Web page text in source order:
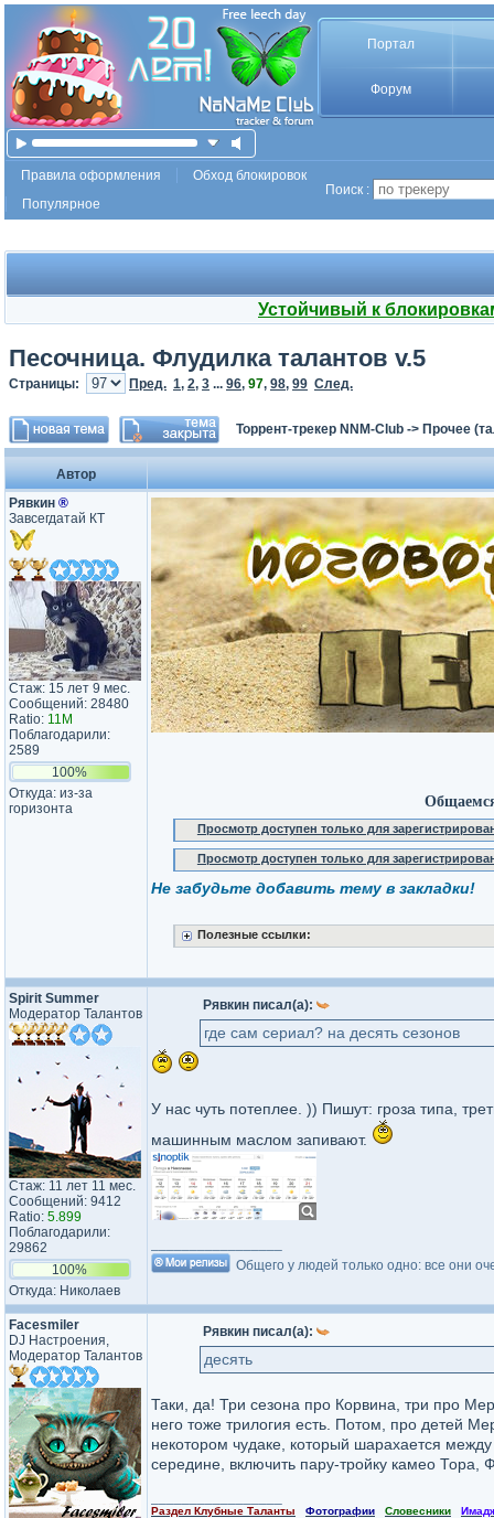
Портал
Форум
Правила оформления
Обход блокировок
Популярное
Поиск :
Устойчивый к
Песочница. Флудилка талантов v.5
Страницы: Пред. 1, 2, 3 ... 96, 97, 98, 99 След.
Торрент-трекер NNM-Club -> Прочее
Автор
Рявкин ®
Завсегдатай КТ
Стаж: 15 лет 9 мес.
Сообщений: 28480
Ratio: 11M
Поблагодарили:
2589
100%
Откуда: из-за
горизонта
Просмотр доступен только для
Просмотр доступен только для
Не забудьте добавить тему в закладки!
Полезные ссылки:
Spirit Summer
Модератор Талантов
Стаж: 11 лет 11 мес.
Сообщений: 9412
Ratio: 5.899
Поблагодарили:
29862
100%
Откуда: Николаев
Рявкин писал(а):
где сам сериал? на десять сезонов
У нас чуть потеплее. )) Пишут: гроза типа,
машинным маслом запивают.
Общего у людей только одно: все они
Facesmiler
DJ Настроения,
Модератор Талантов
Рявкин писал(а):
десять
Таки, да! Три сезона про Корвина, три про
него тоже трилогия есть. Потом, про детей
некотором чудаке, который шарахается
середине, включить пару-тройку камео
Раздел Клубные Таланты Фотографии Словесники